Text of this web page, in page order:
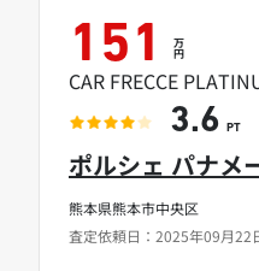
熊本県熊本市中央区
査定依頼日：2025年09月22
ポルシェ パナメ
151 万
円
CAR FRECCE
3.6 PT